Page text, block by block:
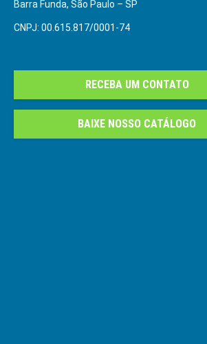
Barra Funda, São Paulo – SP
CNPJ: 00.615.817/0001-74
RECEBA UM CONTATO
BAIXE NOSSO CATÁLOGO